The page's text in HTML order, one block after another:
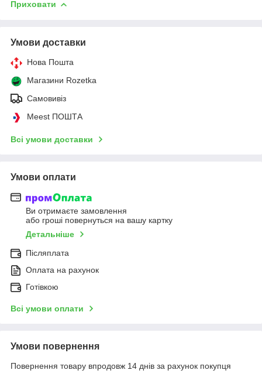
Приховати
Умови доставки
Нова Пошта
Магазини Rozetka
Самовивіз
Meest ПОШТА
Всі умови доставки
Умови оплати
Ви отримаєте замовлення
або гроші повернуться на вашу картку
Детальніше
Післяплата
Оплата на рахунок
Готівкою
Всі умови оплати
Умови повернення
Повернення товару впродовж 14 днів за рахунок покупця